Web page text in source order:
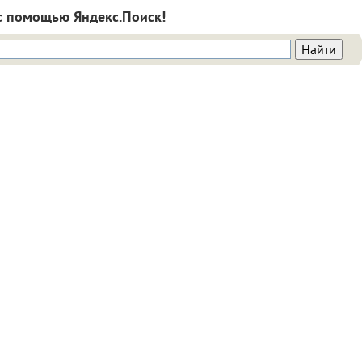
помощью Яндекс.Поиск!